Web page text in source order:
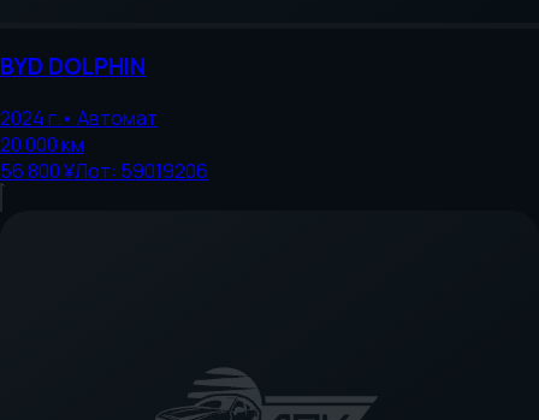
BYD DOLPHIN
2024г.• Автомат
20 000км
56 800 ¥Лот: 59019206